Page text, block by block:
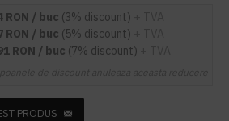
RON / buc (3% discount)
RON / buc (5% discount)
RON / buc (7% discount)
PRODUS